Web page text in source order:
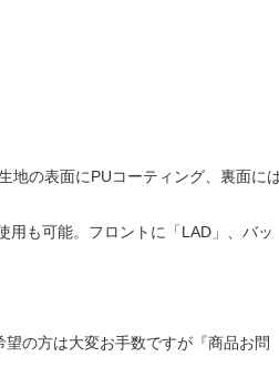
地の表面にPUコーティング、裏面に
用も可能。フロントに「LAD」、バッ
の方は大変お手数ですが『商品お問